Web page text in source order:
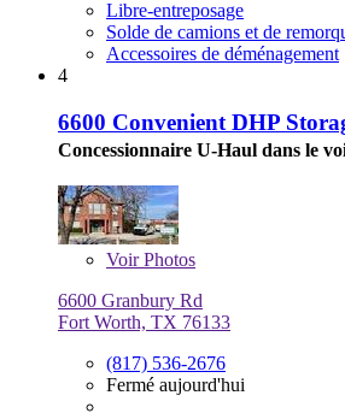
Libre-entreposage
Solde de camions et de
Accessoires de déménagement
4
6600 Convenient DHP
Concessionnaire U-Haul dans le
VoirPhotos
6600 Granbury Rd
Fort Worth, TX 76133
(817) 536-2676
Fermé aujourd'hui